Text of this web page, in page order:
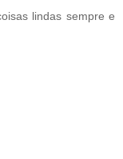
lindas sempre e